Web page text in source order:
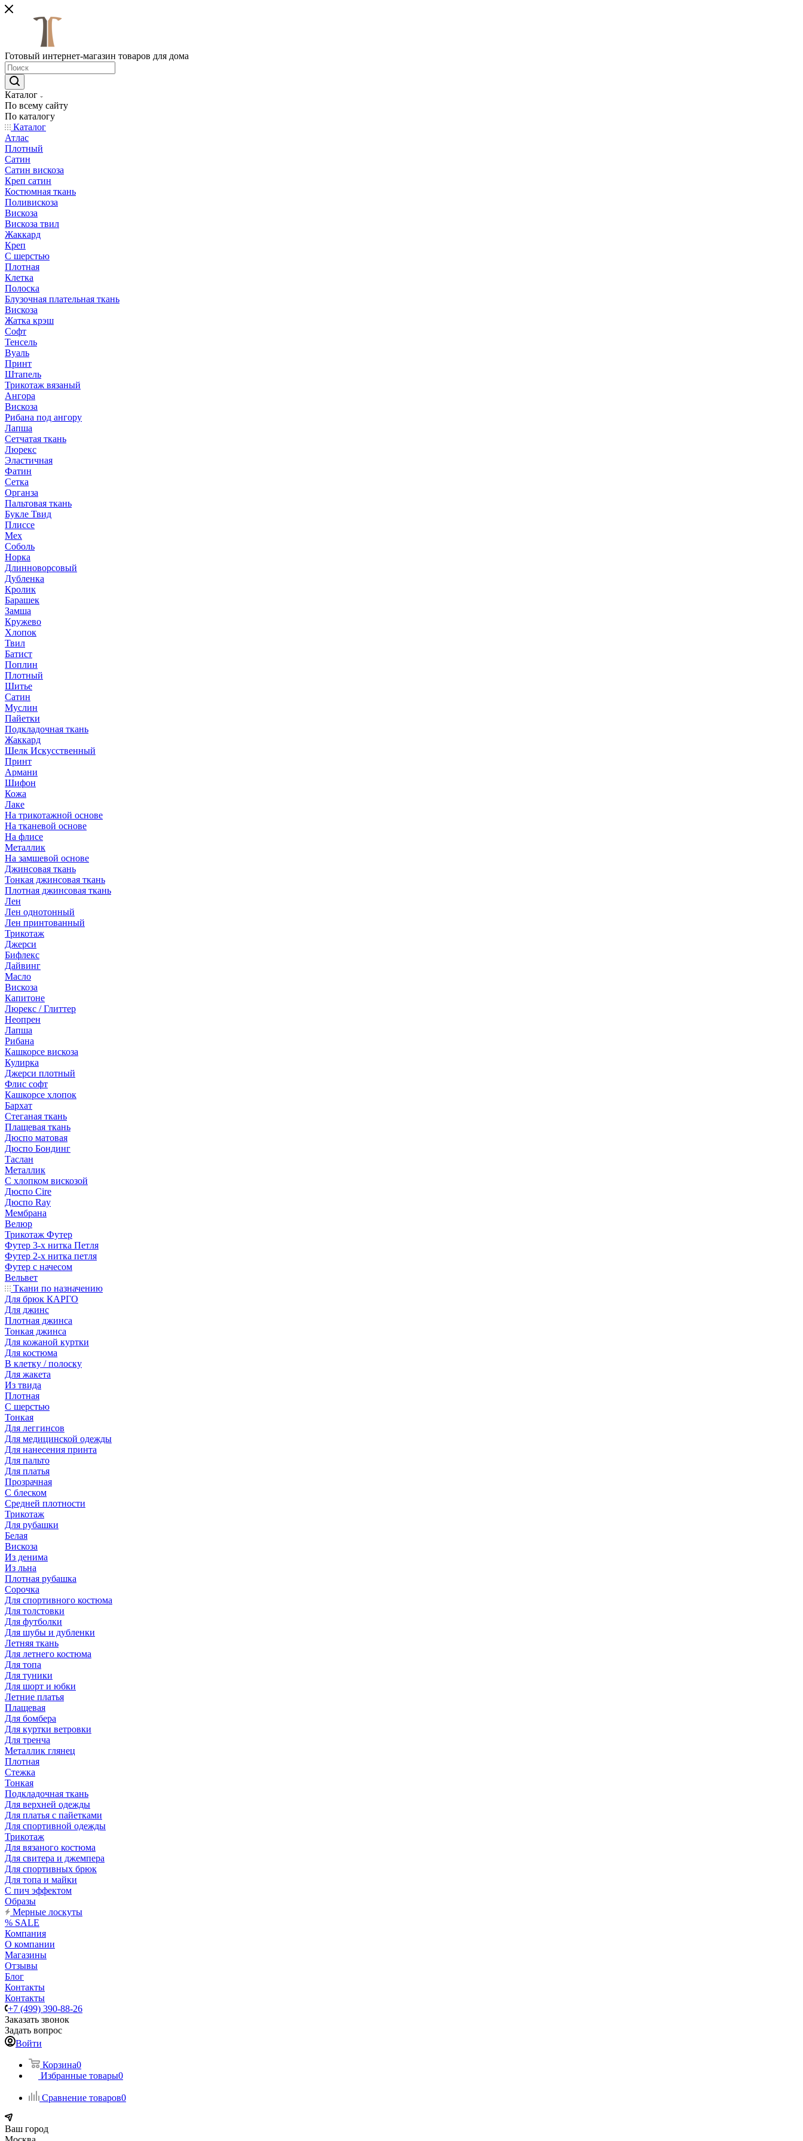
Готовый интернет-магазин товаров для дома
Каталог
По всему сайту
По каталогу
Каталог
Атлас
Плотный
Сатин
Сатин вискоза
Креп сатин
Костюмная ткань
Поливискоза
Вискоза
Вискоза твил
Жаккард
Креп
С шерстью
Плотная
Клетка
Полоска
Блузочная плательная ткань
Вискоза
Жатка крэш
Софт
Тенсель
Вуаль
Принт
Штапель
Трикотаж вязаный
Ангора
Вискоза
Рибана под ангору
Лапша
Сетчатая ткань
Люрекс
Эластичная
Фатин
Сетка
Органза
Пальтовая ткань
Букле Твид
Плиссе
Мех
Соболь
Норка
Длинноворсовый
Дубленка
Кролик
Барашек
Замша
Кружево
Хлопок
Твил
Батист
Поплин
Плотный
Шитье
Сатин
Муслин
Пайетки
Подкладочная ткань
Жаккард
Шелк Искусственный
Принт
Армани
Шифон
Кожа
Лаке
На трикотажной основе
На тканевой основе
На флисе
Металлик
На замшевой основе
Джинсовая ткань
Тонкая джинсовая ткань
Плотная джинсовая ткань
Лен
Лен однотонный
Лен принтованный
Трикотаж
Джерси
Бифлекс
Дайвинг
Масло
Вискоза
Капитоне
Люрекс / Глиттер
Неопрен
Лапша
Рибана
Кашкорсе вискоза
Кулирка
Джерси плотный
Флис софт
Кашкорсе хлопок
Бархат
Стеганая ткань
Плащевая ткань
Дюспо матовая
Дюспо Бондинг
Таслан
Металлик
С хлопком вискозой
Дюспо Cire
Дюспо Ray
Мембрана
Велюр
Трикотаж Футер
Футер 3-х нитка Петля
Футер 2-х нитка петля
Футер с начесом
Вельвет
Ткани по назначению
Для брюк КАРГО
Для джинс
Плотная джинса
Тонкая джинса
Для кожаной куртки
Для костюма
В клетку / полоску
Для жакета
Из твида
Плотная
С шерстью
Тонкая
Для леггинсов
Для медицинской одежды
Для нанесения принта
Для пальто
Для платья
Прозрачная
С блеском
Средней плотности
Трикотаж
Для рубашки
Белая
Вискоза
Из денима
Из льна
Плотная рубашка
Сорочка
Для спортивного костюма
Для толстовки
Для футболки
Для шубы и дубленки
Летняя ткань
Для летнего костюма
Для топа
Для туники
Для шорт и юбки
Летние платья
Плащевая
Для бомбера
Для куртки ветровки
Для тренча
Металлик глянец
Плотная
Стежка
Тонкая
Подкладочная ткань
Для верхней одежды
Для платья с пайетками
Для спортивной одежды
Трикотаж
Для вязаного костюма
Для свитера и джемпера
Для спортивных брюк
Для топа и майки
С пич эффектом
Образы
Мерные лоскуты
% SALE
Компания
О компании
Магазины
Отзывы
Блог
Контакты
Контакты
+7 (499) 390-88-26
Заказать звонок
Задать вопрос
Войти
Корзина0
Избранные товары0
Сравнение товаров0
Ваш город